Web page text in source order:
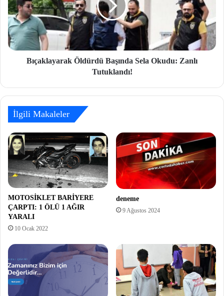
Bıçaklayarak Öldürdü Başında Sela Okudu: Zanlı
Tutuklandı!
İlgili Makaleler
MOTOSİKLET BARİYERE
ÇARPTI: 1 ÖLÜ 1 AĞIR
YARALI
10 Ocak 2022
deneme
9 Ağustos 2024